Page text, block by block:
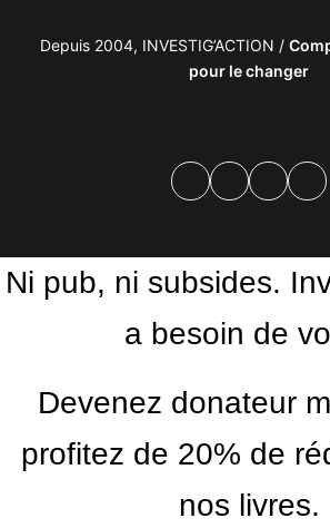
Depuis 2004, INVESTIG’ACTION /
pour le changer
Ni pub, ni subsides.
a besoin de
Devenez donateur
profitez de 20% de
nos livres.